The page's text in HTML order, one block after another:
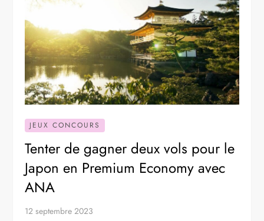
JEUX CONCOURS
Tenter de gagner deux vols pour le
Japon en Premium Economy avec
ANA
12 septembre 2023